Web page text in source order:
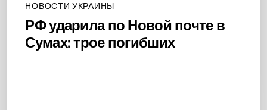
НОВОСТИ УКРАИНЫ
РФ ударила по Новой почте в
Сумах: трое погибших